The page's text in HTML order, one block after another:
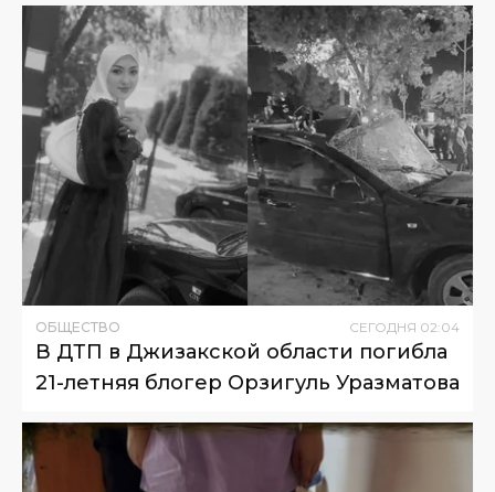
ОБЩЕСТВО СЕГОДНЯ 02:04
В ДТП в Джизакской области погибла
21-летняя блогер Орзигуль Уразматова